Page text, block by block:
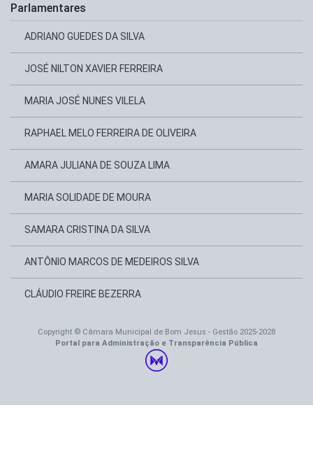
Parlamentares
ADRIANO GUEDES DA SILVA
JOSÉ NILTON XAVIER FERREIRA
MARIA JOSÉ NUNES VILELA
RAPHAEL MELO FERREIRA DE OLIVEIRA
AMARA JULIANA DE SOUZA LIMA
MARIA SOLIDADE DE MOURA
SAMARA CRISTINA DA SILVA
ANTÔNIO MARCOS DE MEDEIROS SILVA
CLÁUDIO FREIRE BEZERRA
Copyright © Câmara Municipal de Bom Jesus - Gestão 2025-2028
Portal para Administração e Transparência Pública